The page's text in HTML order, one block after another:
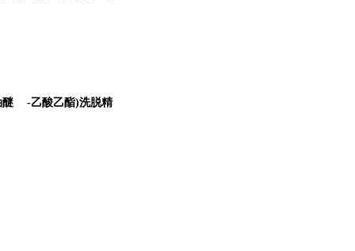
醚 -乙酸乙酯)洗脱精